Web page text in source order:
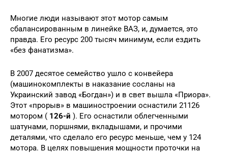
Многие люди называют этот мотор самым
сбалансированным в линейке ВАЗ, и, думается, это
правда. Его ресурс 200 тысяч минимум, если ездить
«без фанатизма».
В 2007 десятое семейство ушло с конвейера
(машинокомплекты в наказание сосланы на
Украинский завод «Богдан») и в свет вышла «Приора».
Этот «прорыв» в машиностроении оснастили 21126
мотором ( 126-й ). Его оснастили облегченными
шатунами, поршнями, вкладышами, и прочими
деталями, что сделало его ресурс меньше, чем у 124
мотора. В целях повышения мощности проточки на